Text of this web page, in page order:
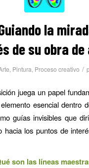
la
de su obra
, Pintura, Proceso creativo /
juega un papel
esencial dentro
guías invisibles que
hacia los puntos de
son las líneas